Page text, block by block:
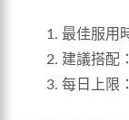
最佳服用
建議搭配
每日上限